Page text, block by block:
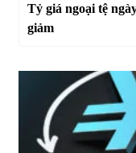
Tỷ giá ngoại tệ
giảm